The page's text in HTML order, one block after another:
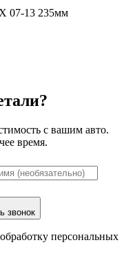
07-13 235мм
с вашим авто.
время.
звонок
персональных